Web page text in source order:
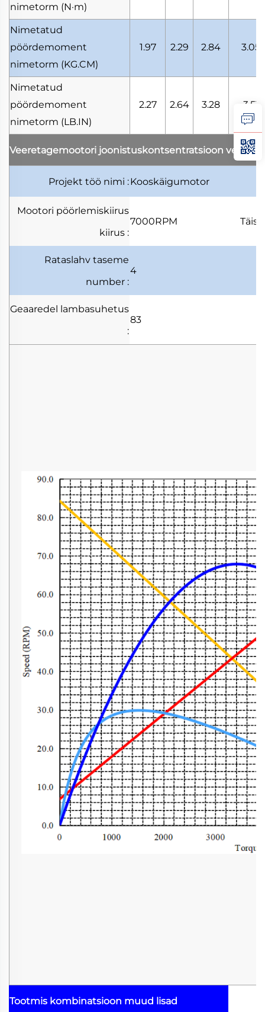
nimetorm (N·m)
Nimetatud
pöördemoment
nimetorm (KG.CM)
1.97 2.29 2.84 3.05
Nimetatud
pöördemoment
nimetorm (LB.IN)
2.27 2.64 3.28 3.51
Veeretagemootori joonistuskontsentratsioon
Projekt töö nimi :Kooskäigumotor
Mootori pöörlemiskiirus
kiirus :
7000RPM
Rataslahv taseme
number :
4
Geaaredel lambasuhetus
:
83
Tootmis kombinatsioon muud lisad